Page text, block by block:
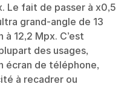
Le fait de passer à x0,5
grand-angle de 13
12,2 Mpx. C’est
des usages,
écran de téléphone,
à recadrer ou